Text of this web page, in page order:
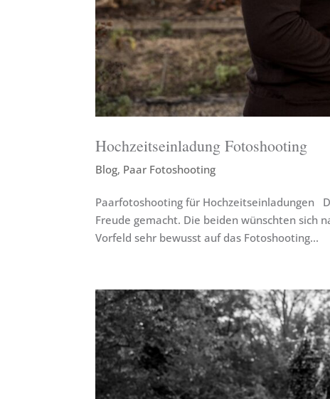
Hochzeitseinladung Fotoshooting
Blog, Paar Fotoshooting
Paarfotoshooting für Hochzeitseinladungen
Freude gemacht. Die beiden wünschten sich
Vorfeld sehr bewusst auf das Fotoshooting...